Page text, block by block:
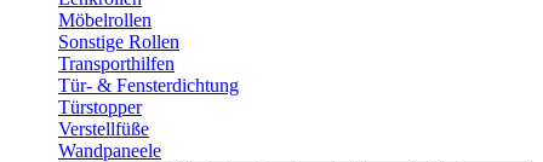
Möbelrollen
Sonstige Rollen
Transporthilfen
Tür- & Fensterdichtung
Türstopper
Verstellfüße
Wandpaneele